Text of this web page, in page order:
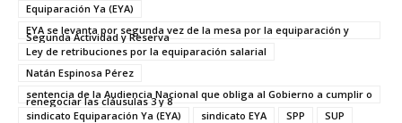
Equiparación Ya (EYA)
EYA se levanta por segunda vez de la mesa por la equiparación y
Segunda Actividad y Reserva
Ley de retribuciones por la equiparación salarial
Natán Espinosa Pérez
sentencia de la Audiencia Nacional que obliga al Gobierno a cumplir o
renegociar las cláusulas 3 y 8
sindicato Equiparación Ya (EYA)
sindicato EYA SPP SUP